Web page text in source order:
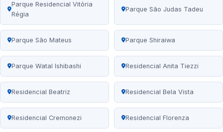
Parque Residencial Vitória
Régia
Parque São Judas Tadeu
Parque São Mateus Parque Shiraiwa
Parque Watal Ishibashi Residencial Anita Tiezzi
Residencial Beatriz Residencial Bela Vista
Residencial Cremonezi Residencial Florenza